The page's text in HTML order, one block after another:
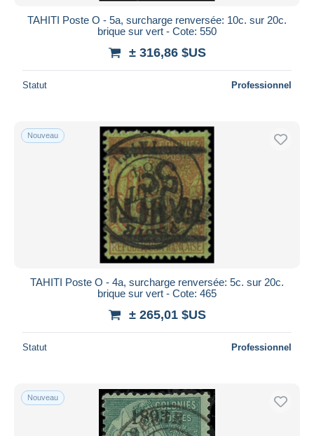
TAHITI Poste O - 5a, surcharge renversée: 10c. sur 20c.
brique sur vert - Cote: 550
± 316,86 $US
Statut Professionnel
Nouveau
TAHITI Poste O - 4a, surcharge renversée: 5c. sur 20c.
brique sur vert - Cote: 465
± 265,01 $US
Statut Professionnel
Nouveau